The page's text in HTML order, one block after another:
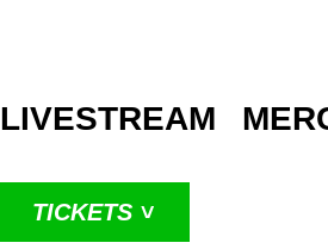
LIVESTREAM
TICKETS ˅